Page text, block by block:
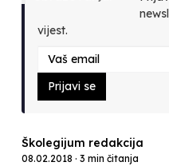
vijest.
Prijavi se
Školegijum redakcija
08.02.2018 · 3 min čitanja